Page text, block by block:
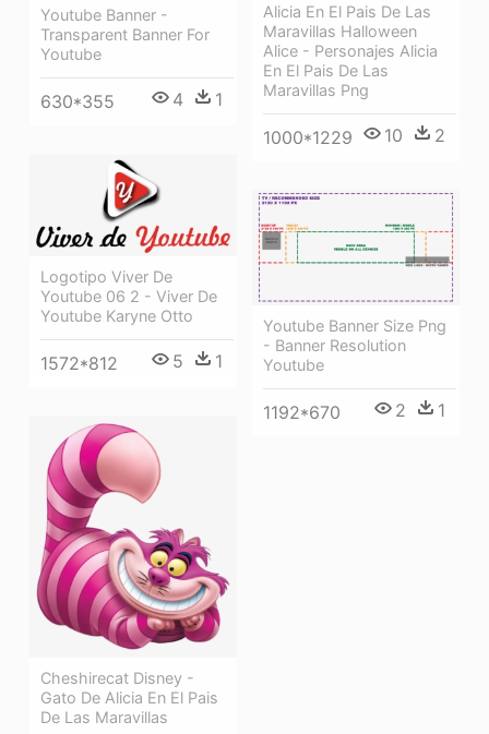
Alicia En El Pais De Las
Maravillas Halloween
Alice - Personajes Alicia
En El Pais De Las
Maravillas Png
1000*1229 10 2
Youtube Banner -
Transparent Banner For
Youtube
630*355 4 1
Logotipo Viver De
Youtube 06 2 - Viver De
Youtube Karyne Otto
1572*812 5 1
Youtube Banner Size Png
- Banner Resolution
Youtube
1192*670 2 1
Cheshirecat Disney -
Gato De Alicia En El Pais
De Las Maravillas